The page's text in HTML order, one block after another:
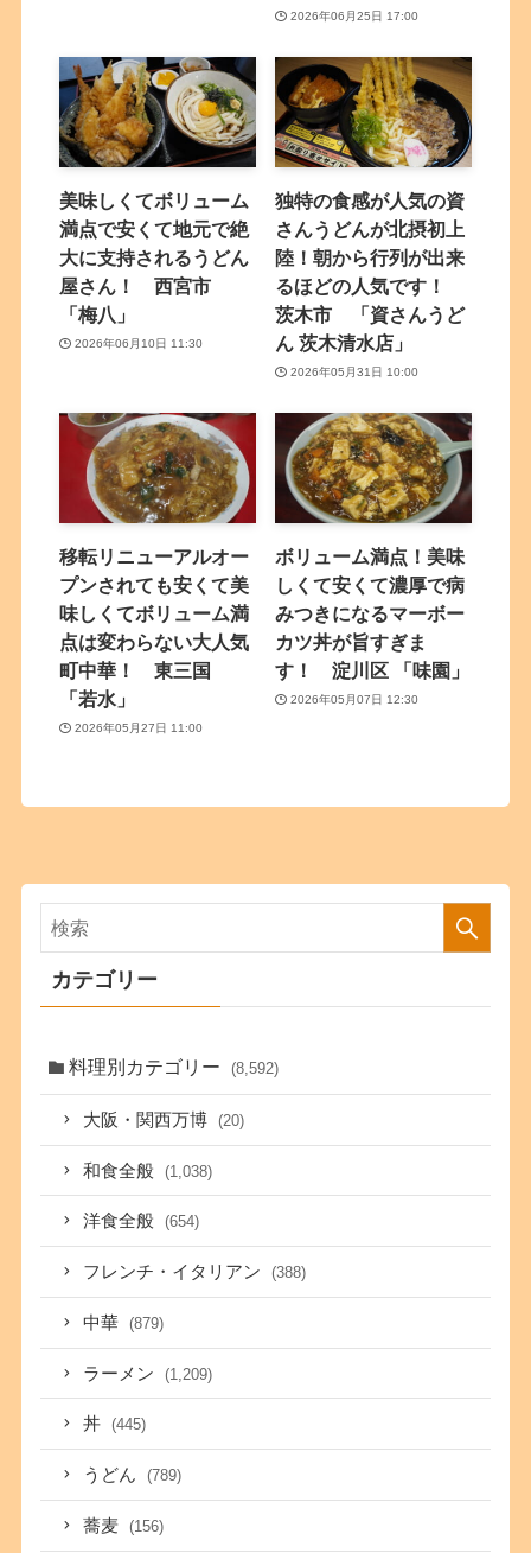
2026年06月25日 17:00
美味しくてボリューム
満点で安くて地元で絶
大に支持されるうどん
屋さん！ 西宮市
「梅八」
2026年06月10日 11:30
独特の食感が人気の資
さんうどんが北摂初上
陸！朝から行列が出来
るほどの人気です！
茨木市 「資さんうど
ん 茨木清水店」
2026年05月31日 10:00
移転リニューアルオー
プンされても安くて美
味しくてボリューム満
点は変わらない大人気
町中華！ 東三国
「若水」
2026年05月27日 11:00
ボリューム満点！美味
しくて安くて濃厚で病
みつきになるマーボー
カツ丼が旨すぎま
す！ 淀川区 「味園」
2026年05月07日 12:30
カテゴリー
料理別カテゴリー (8,592)
大阪・関西万博 (20)
和食全般 (1,038)
洋食全般 (654)
フレンチ・イタリアン (388)
中華 (879)
ラーメン (1,209)
丼 (445)
うどん (789)
蕎麦 (156)